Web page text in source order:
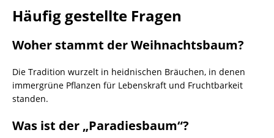
Häufig gestellte Fragen
Woher stammt der Weihnachtsbaum?
Die Tradition wurzelt in heidnischen Bräuchen, in denen
immergrüne Pflanzen für Lebenskraft und Fruchtbarkeit
standen.
Was ist der „Paradiesbaum“?